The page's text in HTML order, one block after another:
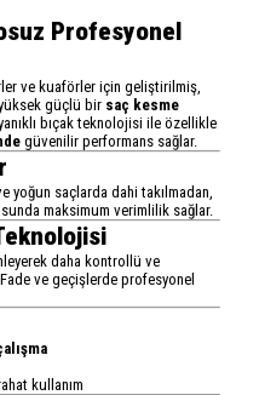
Profesyonel
ve kuaförler için geliştirilmiş,
güçlü bir saç kesme
bıçak teknolojisi ile özellikle
güvenilir performans sağlar.
yoğun saçlarda dahi takılmadan,
maksimum verimlilik sağlar.
daha kontrollü ve
ve geçişlerde profesyonel
kullanım